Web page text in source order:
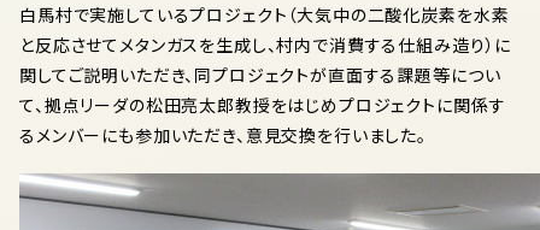
白馬村で実施しているプロジェクト（大気中の二酸化炭素を水素
と反応させてメタンガスを生成し、村内で消費する仕組み造り）に
関してご説明いただき、同プロジェクトが直面する課題等につい
て、拠点リーダの松田亮太郎教授をはじめプロジェクトに関係す
るメンバーにも参加いただき、意見交換を行いました。